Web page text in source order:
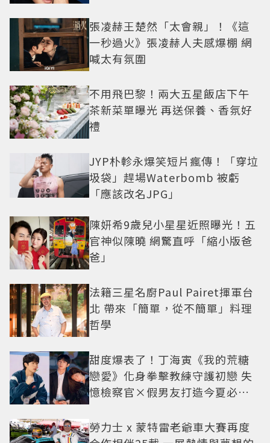
張凌赫王楚然「太會親」！《這
一秒過火》張凌赫人夫感爆棚 網
喊太有氛圍
不用飛巴黎！兩大五星飯店下午
茶新菜單曝光 再送保養、香氛好
禮
JYP朴軫永爆笑短片瘋傳！「穿垃
圾袋」趕場Waterbomb 被虧
「應該改名JPG」
陳妍希9歲兒小星星近照曝光！五
官神似陳曉 網驚直呼「縮小版爸
爸」
法籍三星名廚Paul Pairet揮軍台
北 帶來「簡單，從不簡單」料理
哲學
甜度爆表了！丁海寅《我的荒糖
戀愛》化身拳擊教練守護初戀 失
憶檢察官×假男友打造今夏必看
勞力士 x 蒙特雷老爺車大賽再度